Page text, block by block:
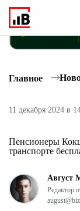
Главное
11 декабря 2024 в
Пенсионеры
транспорте
Август
Редактор